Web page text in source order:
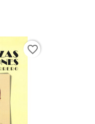
favorite_border